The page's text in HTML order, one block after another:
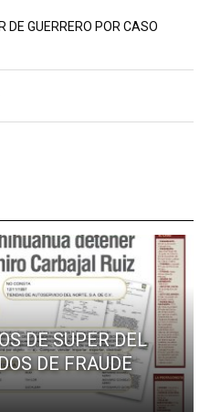
DE GUERRERO POR CASO
DE SUPER DEL
DE FRAUDE